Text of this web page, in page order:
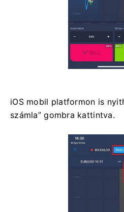
iOS mobil platformon is
számla” gombra kattintva.